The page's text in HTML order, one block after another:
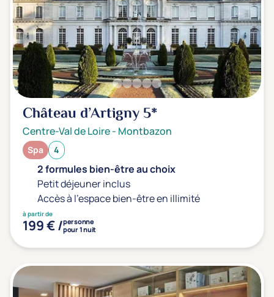
Transports & hébergement
Soins sans hébergement
(1)
Offre séjour + vol inclus
(0)
Château d’Artigny5*
Centre-Val de Loire- Montbazon
Spa 4
2 formules bien-être au choix
Petit déjeuner inclus
Accès à l'espace bien-être en illimité
à partir de
199 € /personne
pour 1 nuit